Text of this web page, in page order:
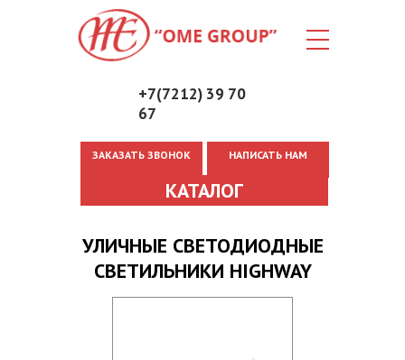
+7(7212) 39 70
67
ЗАКАЗАТЬ ЗВОНОК НАПИСАТЬ НАМ
КАТАЛОГ
УЛИЧНЫЕ СВЕТОДИОДНЫЕ
СВЕТИЛЬНИКИ HIGHWAY